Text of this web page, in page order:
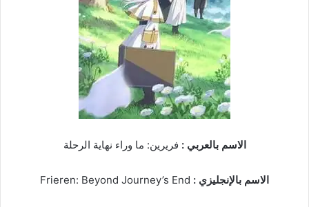
الاسم بالعربي : فريرين: ما وراء نهاية الرحلة
الاسم بالإنجليزي :